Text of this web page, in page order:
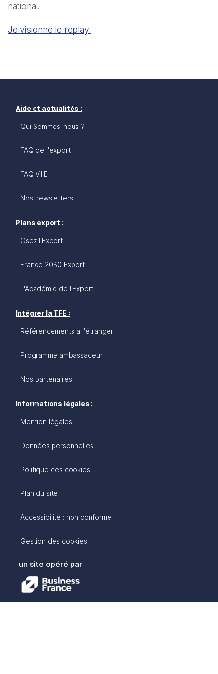
national.
Je visionne le replay
Aide et actualités :
Qui Sommes-nous ?
FAQ de l'export
FAQ V.I.E
Nos newsletters
Plans export :
Osez l'Export
France 2030 Export
L'Académie de l'Export
Intégrer la TFE :
Référencements à l'étranger
Programme ambassadeur
Nos partenaires
Informations légales :
Mention légales
Données personnelles
Politique des cookies
Plan du site
Accessibilité : non conforme
Gestion des cookies
un site opéré par
avec :